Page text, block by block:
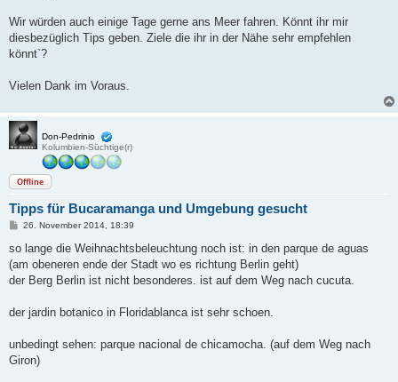
Wir würden auch einige Tage gerne ans Meer fahren. Könnt ihr mir
diesbezüglich Tips geben. Ziele die ihr in der Nähe sehr empfehlen
könnt`?
Vielen Dank im Voraus.
Don-Pedrinio
Kolumbien-Süchtige(r)
Offline
Tipps für Bucaramanga und Umgebung gesucht
B
i
r
a
26. November 2014, 18:39
so lange die Weihnachtsbeleuchtung noch ist: in den parque de aguas
(am obeneren ende der Stadt wo es richtung Berlin geht)
der Berg Berlin ist nicht besonderes. ist auf dem Weg nach cucuta.
der jardin botanico in Floridablanca ist sehr schoen.
unbedingt sehen: parque nacional de chicamocha. (auf dem Weg nach
Giron)